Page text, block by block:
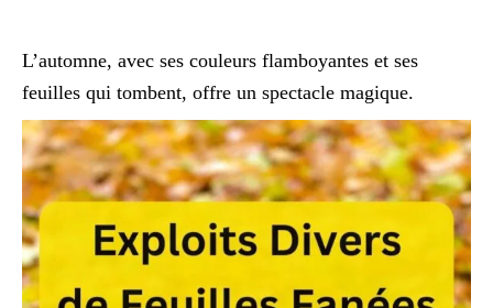
L’automne, avec ses couleurs flamboyantes et ses
feuilles qui tombent, offre un spectacle magique.